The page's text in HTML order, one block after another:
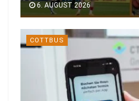
6. AUGUST 2026
COTTBUS